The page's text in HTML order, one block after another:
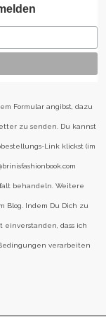
Formular angibst, dazu
zu senden. Du kannst
Link klickst (im
behandeln. Weitere
Blog. Indem Du Dich zu
einverstanden, dass ich
verarbeiten